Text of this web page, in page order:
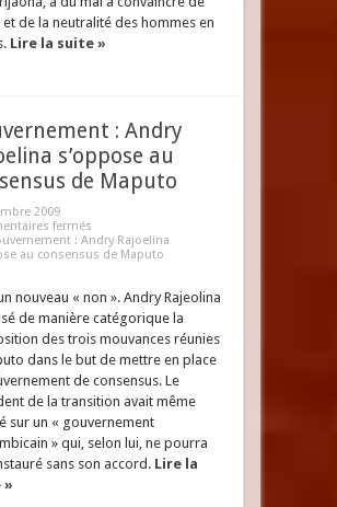
et de la neutralité des hommes en
Lire la suite »
: Andry
s’oppose au
de Maputo
2009
fermés
: Andry Rajoelina
au consensus de Maputo
nouveau « non ». Andry Rajeolina
de manière catégorique la
des trois mouvances réunies
dans le but de mettre en place
de consensus. Le
de la transition avait même
sur un « gouvernement
» qui, selon lui, ne pourra
sans son accord. Lire la
»